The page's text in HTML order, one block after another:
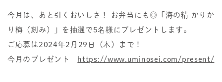
今月は、あと引くおいしさ！ お弁当にも◎「海の精 かりか
り梅（刻み）」を抽選で5名様にプレゼントします。
ご応募は2024年2月29日（木）まで！
今月のプレゼント
https://www.uminosei.com/present/